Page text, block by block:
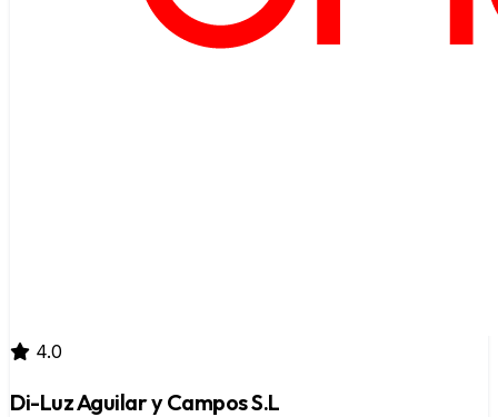
4.0
Di-Luz Aguilar y Campos S.L